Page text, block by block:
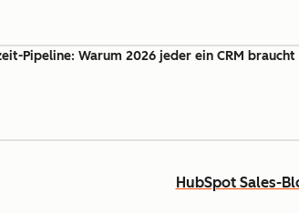
Pipeline: Warum 2026 jeder ein CRM braucht
HubSpot Sales-